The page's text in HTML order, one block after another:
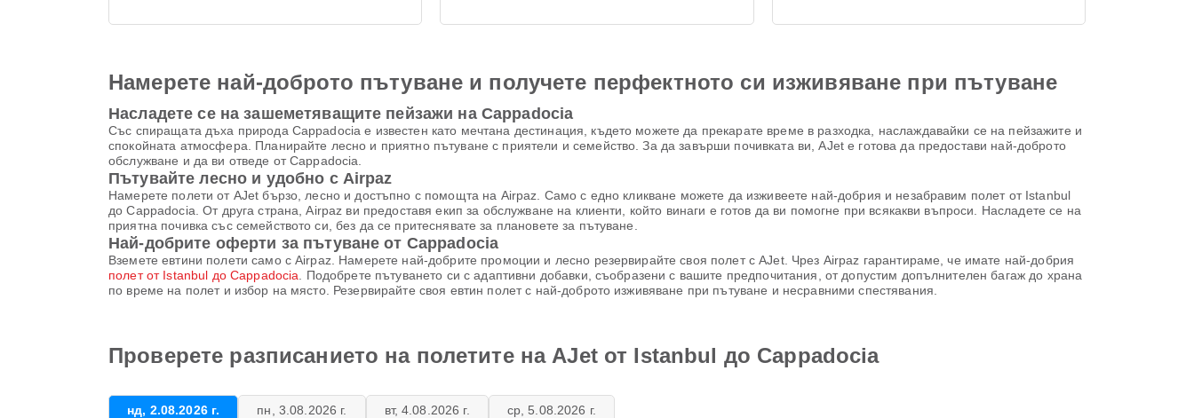
Намерете най-доброто пътуване и получете перфектното си изживяване при пътуване
Насладете се на зашеметяващите пейзажи на Cappadocia
Със спиращата дъха природа Cappadocia е известен като мечтана дестинация, където можете да прекарате време в разходка, наслаждавайки се на пейзажите и
спокойната атмосфера. Планирайте лесно и приятно пътуване с приятели и семейство. За да завърши почивката ви, AJet е готова да предостави най-доброто
обслужване и да ви отведе от Cappadocia.
Пътувайте лесно и удобно с Airpaz
Намерете полети от AJet бързо, лесно и достъпно с помощта на Airpaz. Само с едно кликване можете да изживеете най-добрия и незабравим полет от Istanbul
до Cappadocia. От друга страна, Airpaz ви предоставя екип за обслужване на клиенти, който винаги е готов да ви помогне при всякакви въпроси. Насладете се на
приятна почивка със семейството си, без да се притеснявате за плановете за пътуване.
Най-добрите оферти за пътуване от Cappadocia
Вземете евтини полети само с Airpaz. Намерете най-добрите промоции и лесно резервирайте своя полет с AJet. Чрез Airpaz гарантираме, че имате най-добрия
полет от Istanbul до Cappadocia . Подобрете пътуването си с адаптивни добавки, съобразени с вашите предпочитания, от допустим допълнителен багаж до храна
по време на полет и избор на място. Резервирайте своя евтин полет с най-доброто изживяване при пътуване и несравними спестявания.
Проверете разписанието на полетите на AJet от Istanbul до Cappadocia
нд, 2.08.2026 г. пн, 3.08.2026 г. вт, 4.08.2026 г. ср, 5.08.2026 г.